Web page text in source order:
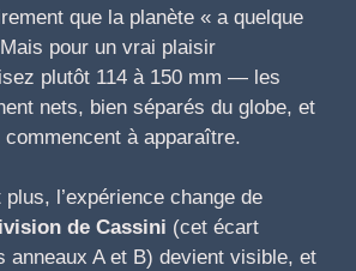
que la planète « a quelque
pour un vrai plaisir
plutôt 114 à 150 mm — les
nets, bien séparés du globe, et
à apparaître.
l’expérience change de
de Cassini (cet écart
anneaux A et B) devient visible, et